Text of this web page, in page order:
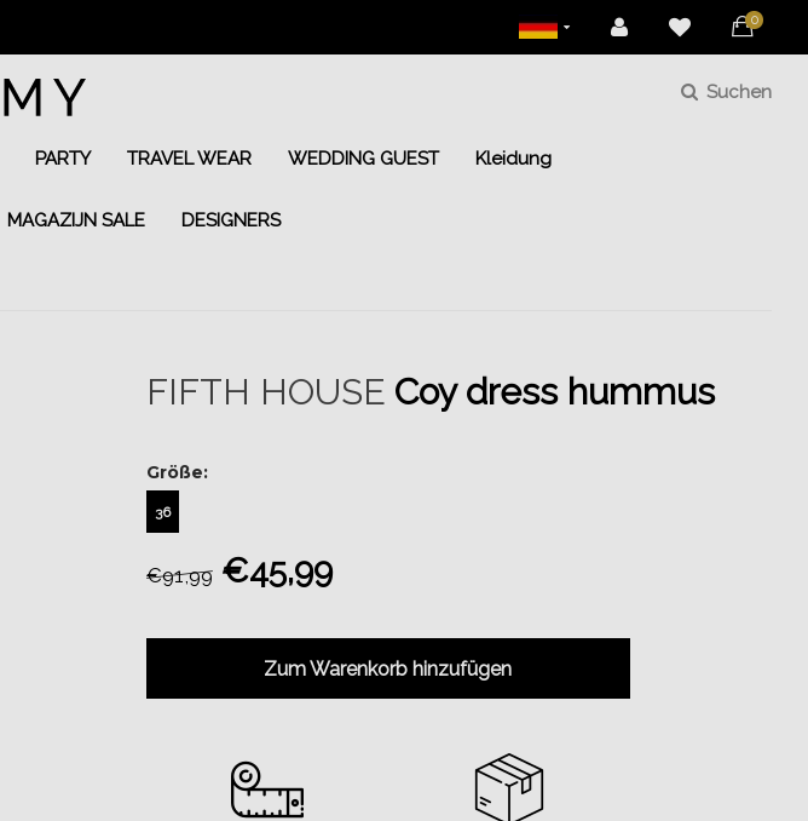
0
Suchen
PARTY TRAVEL WEAR WEDDING GUEST Kleidung
MAGAZIJN SALE DESIGNERS
FIFTH HOUSE Coy dress hummus
Größe:
36
€91,99€45,99
Zum Warenkorb hinzufügen